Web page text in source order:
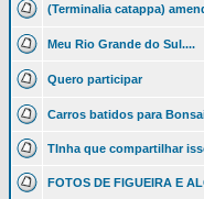
(Terminalia catappa)
Meu Rio Grande do Sul....
Quero participar
Carros batidos para
TInha que compartilhar
FOTOS DE FIGUEIRA E